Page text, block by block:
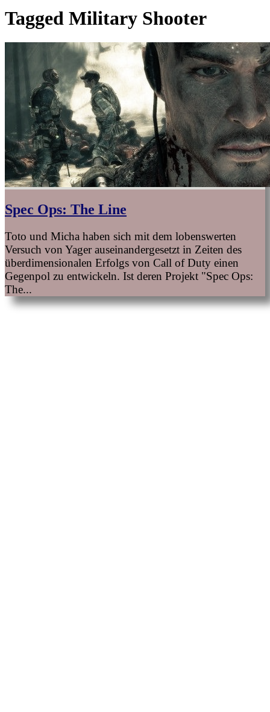
Tagged Military Shooter
Spec Ops: The Line
Toto und Micha haben sich mit dem lobenswerten
Versuch von Yager auseinandergesetzt in Zeiten des
überdimensionalen Erfolgs von Call of Duty einen
Gegenpol zu entwickeln. Ist deren Projekt "Spec Ops:
The...